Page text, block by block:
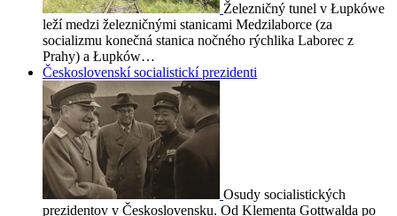
Železničný tunel v Łupkówe
leží medzi železničnými stanicami Medzilaborce (za
socializmu konečná stanica nočného rýchlika Laborec z
Prahy) a Łupków…
Československí socialistickí prezidenti
Osudy socialistických
prezidentov v Československu. Od Klementa Gottwalda po